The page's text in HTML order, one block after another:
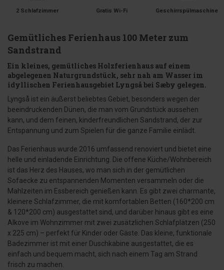
2 Schlafzimmer Gratis Wi-Fi Geschirrspülmaschine
Gemütliches Ferienhaus 100 Meter zum
Sandstrand
Ein kleines, gemütliches Holzferienhaus auf einem
abgelegenen Naturgrundstück, sehr nah am Wasser im
idyllischen Ferienhausgebiet Lyngså bei Sæby gelegen.
Lyngså ist ein äußerst beliebtes Gebiet, besonders wegen der
beeindruckenden Dünen, die man vom Grundstück aussehen
kann, und dem feinen, kinderfreundlichen Sandstrand, der zur
Entspannung und zum Spielen für die ganze Familie einlädt.
Das Ferienhaus wurde 2016 umfassend renoviert und bietet eine
helle und einladende Einrichtung. Die offene Küche/Wohnbereich
ist das Herz des Hauses, wo man sich in der gemütlichen
Sofaecke zu entspannenden Momenten versammeln oder die
Mahlzeiten im Essbereich genießen kann. Es gibt zwei charmante,
kleinere Schlafzimmer, die mit komfortablen Betten (160*200 cm
& 120*200 cm) ausgestattet sind, und darüber hinaus gibt es eine
Alkove im Wohnzimmer mit zwei zusätzlichen Schlafplätzen (250
x 225 cm) – perfekt für Kinder oder Gäste. Das kleine, funktionale
Badezimmer ist mit einer Duschkabine ausgestattet, die es
einfach und bequem macht, sich nach einem Tag am Strand
frisch zu machen.